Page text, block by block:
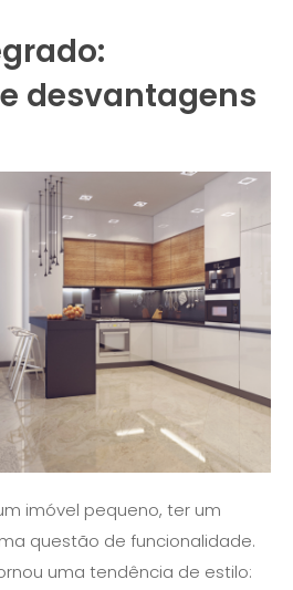
desvantagens
imóvel pequeno, ter um
questão de funcionalidade.
uma tendência de estilo: